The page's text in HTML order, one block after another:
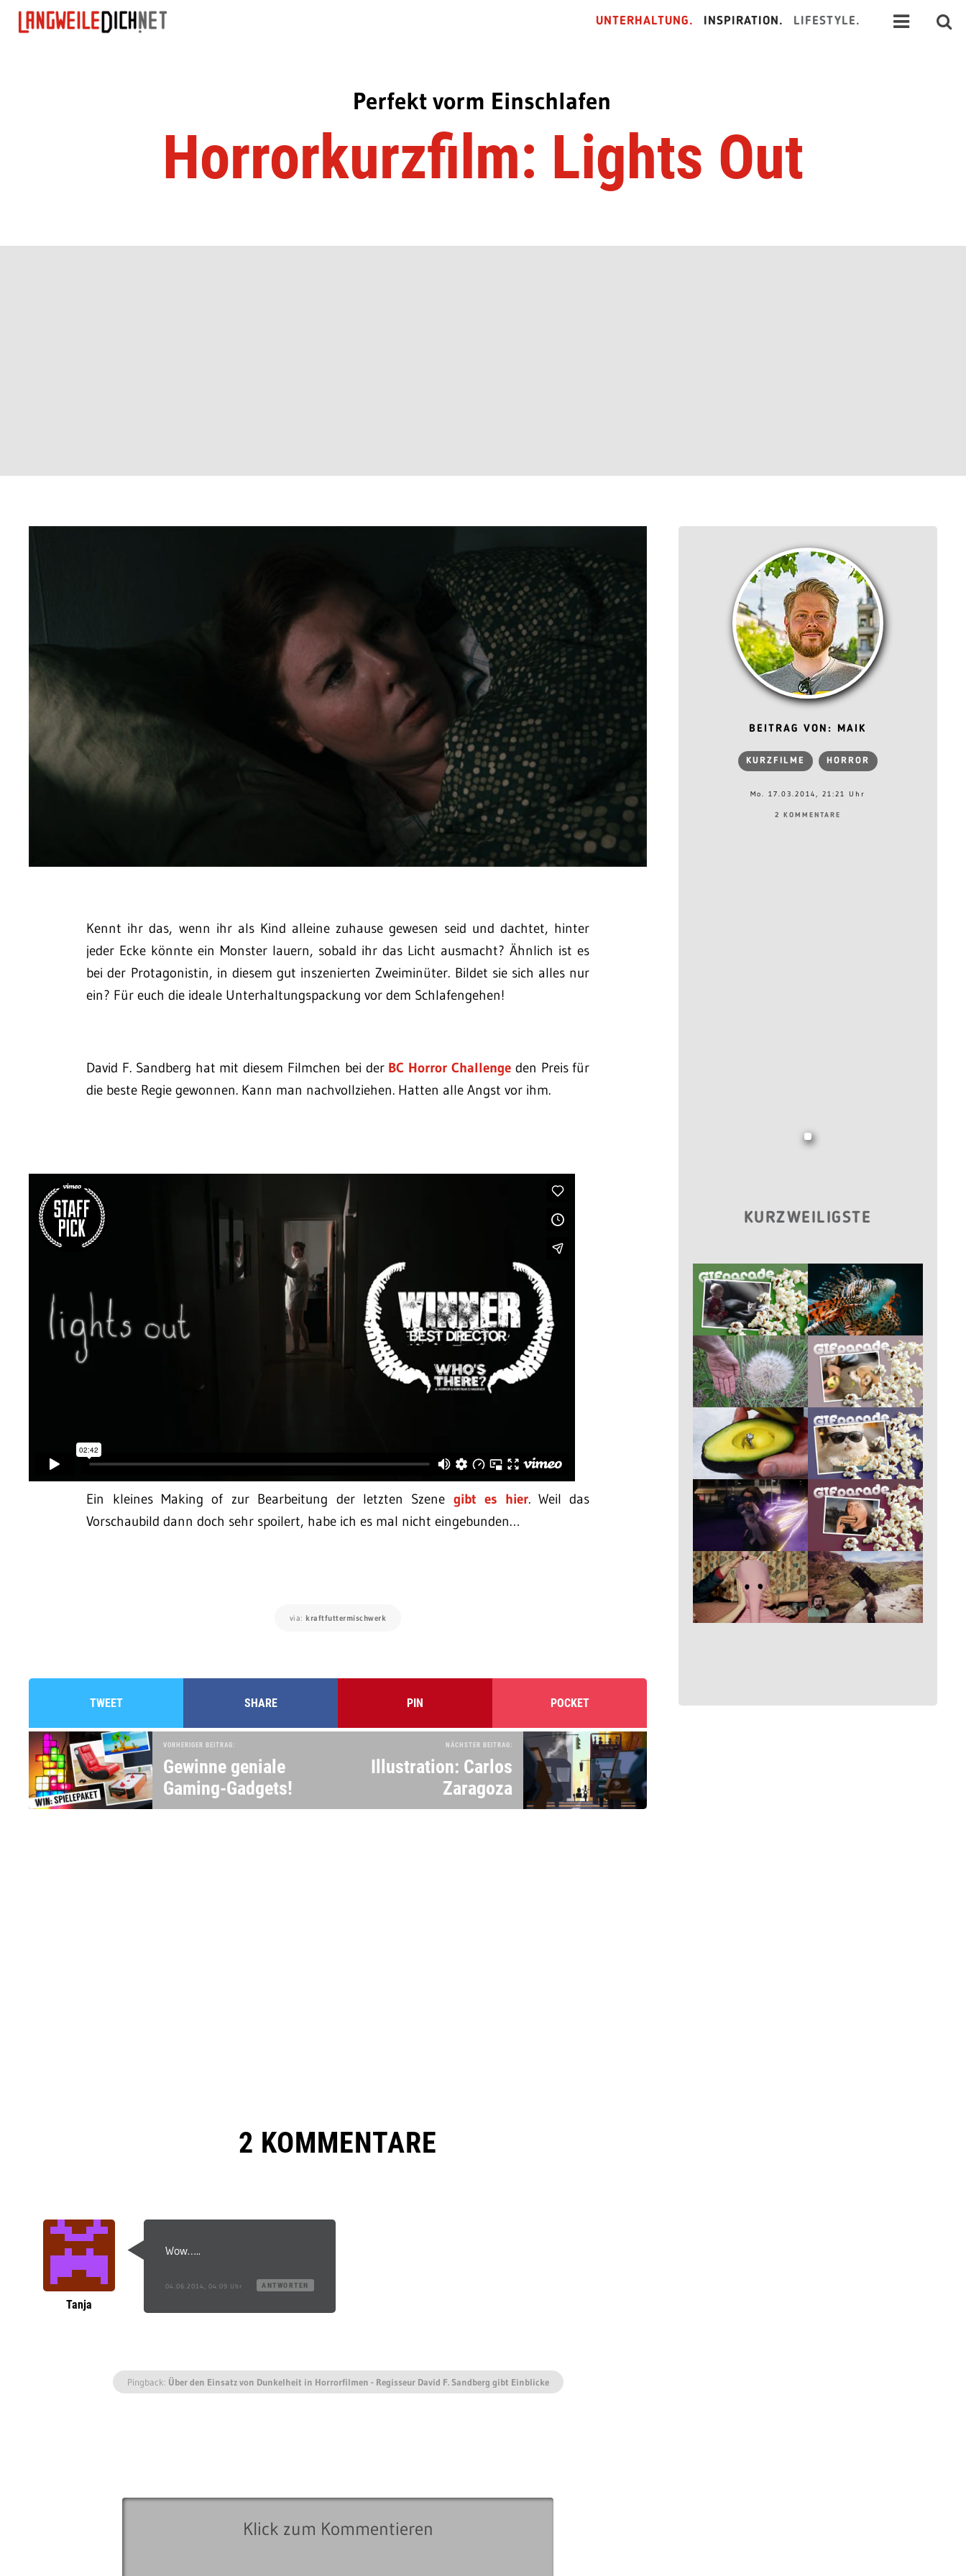
UNTERHALTUNG. INSPIRATION. LIFESTYLE.
Perfekt vorm Einschlafen
Horrorkurzfilm: Lights Out
Kennt ihr das, wenn ihr als Kind alleine zuhause gewesen seid und dachtet, hinter
jeder Ecke könnte ein Monster lauern, sobald ihr das Licht ausmacht? Ähnlich ist es
bei der Protagonistin, in diesem gut inszenierten Zweiminüter. Bildet sie sich alles nur
ein? Für euch die ideale Unterhaltungspackung vor dem Schlafengehen!
David F. Sandberg hat mit diesem Filmchen bei der BC Horror Challengeden Preis für
die beste Regie gewonnen. Kann man nachvollziehen. Hatten alle Angst vor ihm.
Ein kleines Making of zur Bearbeitung der letzten Szene gibt es hier. Weil das
Vorschaubild dann doch sehr spoilert, habe ich es mal nicht eingebunden…
via: kraftfuttermischwerk
TWEET SHARE PIN POCKET
VORHERIGER BEITRAG:
Gewinne geniale
Gaming-Gadgets!
NÄCHSTER BEITRAG:
Illustration: Carlos
Zaragoza
2 KOMMENTARE
Tanja
Wow…..
04.06.2014, 04:09 Uhr ANTWORTEN
Pingback: Über den Einsatz von Dunkelheit in Horrorfilmen - Regisseur David F. Sandberg gibt Einblicke
BEITRAG VON: MAIK
KURZFILME HORROR
Mo. 17.03.2014, 21:21 Uhr
2 KOMMENTARE
KURZWEILIGSTE